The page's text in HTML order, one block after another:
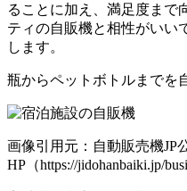
ることに加え、満足度まで
ティの自販機と相性がいい
します。
瓶からペットボトルまでを
画像引用元：自動販売機JP
HP（https://jidohanbaiki.jp/